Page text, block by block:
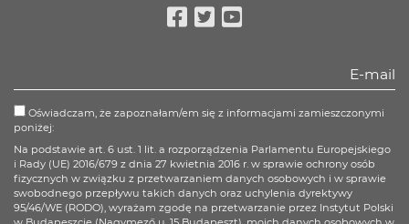
Oświadczam, że zapoznałam/em się z informacjami zamieszczonymi
poniżej:
Na podstawie art. 6 ust. 1 lit. a rozporządzenia Parlamentu Europejskiego
i Rady (UE) 2016/679 z dnia 27 kwietnia 2016 r. w sprawie ochrony osób
fizycznych w związku z przetwarzaniem danych osobowych i w sprawie
swobodnego przepływu takich danych oraz uchylenia dyrektywy
95/46/WE (RODO), wyrażam zgodę na przetwarzanie przez Instytut Polski